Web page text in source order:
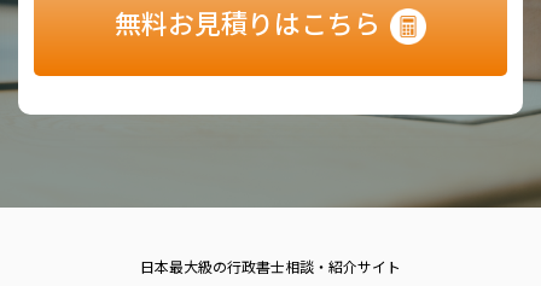
無料お見積りはこちら
日本最大級の行政書士相談・紹介サイト